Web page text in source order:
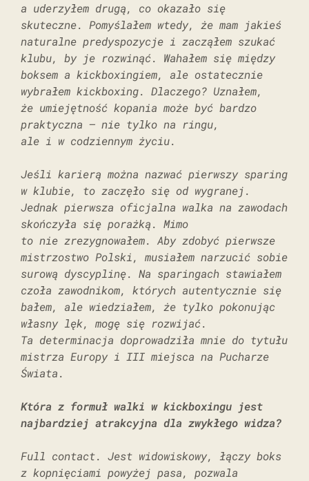
a uderzyłem drugą, co okazało się
skuteczne. Pomyślałem wtedy, że mam jakieś
naturalne predyspozycje i zacząłem szukać
klubu, by je rozwinąć. Wahałem się między
boksem a kickboxingiem, ale ostatecznie
wybrałem kickboxing. Dlaczego? Uznałem,
że umiejętność kopania może być bardzo
praktyczna – nie tylko na ringu,
ale i w codziennym życiu.
Jeśli karierą można nazwać pierwszy sparing
w klubie, to zaczęło się od wygranej.
Jednak pierwsza oficjalna walka na zawodach
skończyła się porażką. Mimo
to nie zrezygnowałem. Aby zdobyć pierwsze
mistrzostwo Polski, musiałem narzucić sobie
surową dyscyplinę. Na sparingach stawiałem
czoła zawodnikom, których autentycznie się
bałem, ale wiedziałem, że tylko pokonując
własny lęk, mogę się rozwijać.
Ta determinacja doprowadziła mnie do tytułu
mistrza Europy i III miejsca na Pucharze
Świata.
Która z formuł walki w kickboxingu jest
najbardziej atrakcyjna dla zwykłego widza?
Full contact. Jest widowiskowy, łączy boks
z kopnięciami powyżej pasa, pozwala